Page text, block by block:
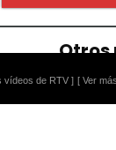
vídeos de RTV ] [ Ver